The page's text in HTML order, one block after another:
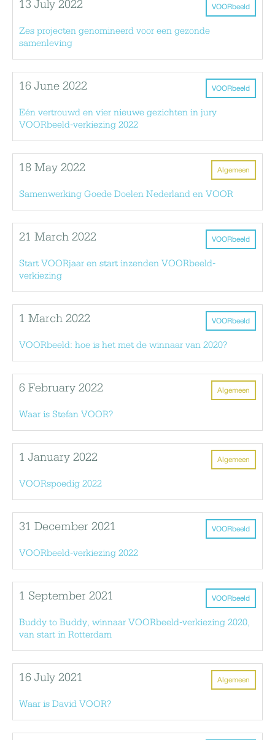
VOORbeeld
13 July 2022
Zes projecten genomineerd voor een gezonde
samenleving
VOORbeeld
16 June 2022
Eén vertrouwd en vier nieuwe gezichten in jury
VOORbeeld-verkiezing 2022
Algemeen
18 May 2022
Samenwerking Goede Doelen Nederland en VOOR
VOORbeeld
21 March 2022
Start VOORjaar en start inzenden VOORbeeld-
verkiezing
VOORbeeld
1 March 2022
VOORbeeld: hoe is het met de winnaar van 2020?
Algemeen
6 February 2022
Waar is Stefan VOOR?
Algemeen
1 January 2022
VOORspoedig 2022
VOORbeeld
31 December 2021
VOORbeeld-verkiezing 2022
VOORbeeld
1 September 2021
Buddy to Buddy, winnaar VOORbeeld-verkiezing 2020,
van start in Rotterdam
Algemeen
16 July 2021
Waar is David VOOR?